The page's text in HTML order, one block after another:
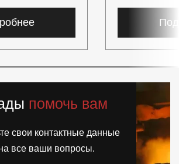
помочь вам
свои контактные данные
все ваши вопросы.